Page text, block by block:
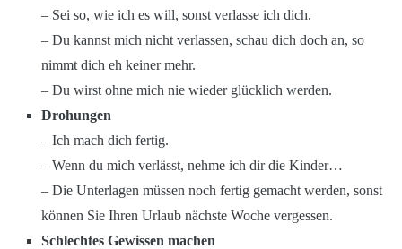
– Sei so, wie ich es will, sonst verlasse ich dich.
– Du kannst mich nicht verlassen, schau dich doch an, so
nimmt dich eh keiner mehr.
– Du wirst ohne mich nie wieder glücklich werden.
Drohungen
– Ich mach dich fertig.
– Wenn du mich verlässt, nehme ich dir die Kinder…
– Die Unterlagen müssen noch fertig gemacht werden, sonst
können Sie Ihren Urlaub nächste Woche vergessen.
Schlechtes Gewissen machen